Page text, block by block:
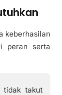
keberhasilan
peran serta
tidak takut